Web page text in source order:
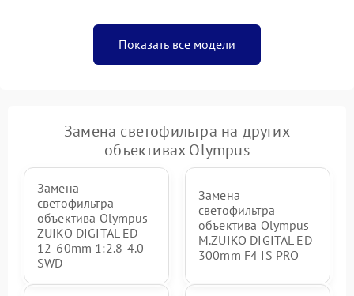
Показать все модели
Замена светофильтра на других
объективах Olympus
Замена
светофильтра
объектива Olympus
ZUIKO DIGITAL ED
12-60mm 1:2.8-4.0
SWD
Замена
светофильтра
объектива Olympus
M.ZUIKO DIGITAL ED
300mm F4 IS PRO